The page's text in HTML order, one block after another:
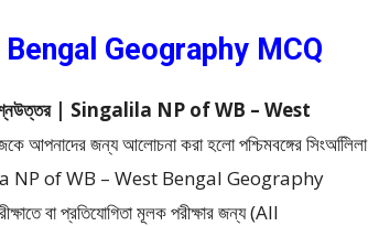
Geography MCQ
প্রশ্নউত্তর | Singalila NP of WB – West
আপনাদের জন্য আলোচনা করা হলো পশ্চিমবঙ্গের সিংঅলিিলা
NP of WB – West Bengal Geography
বা প্রতিযোগিতা মূলক পরীক্ষার জন্য (All